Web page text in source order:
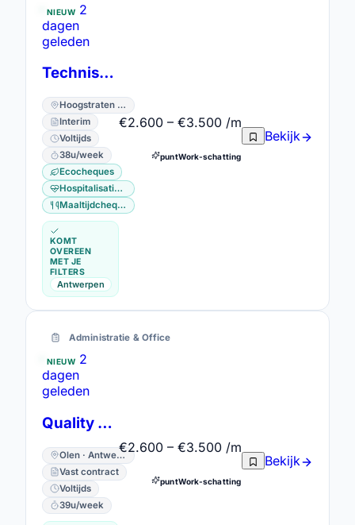
NIEUW 2
dagen
geleden
Technisch administratief medewerker inkoop
Hoogstraten · Antwerpen
Interim
Voltijds
38u/week
Ecocheques
Hospitalisatieverzekering
Maaltijdcheques
KOMT
OVEREEN
MET JE
FILTERS
Antwerpen
€2.600 – €3.500 /m
puntWork-schatting
Bekijk
Administratie & Office
NIEUW 2
dagen
geleden
Quality Assurance Officer
Olen · Antwerpen
Vast contract
Voltijds
39u/week
€2.600 – €3.500 /m
puntWork-schatting
Bekijk